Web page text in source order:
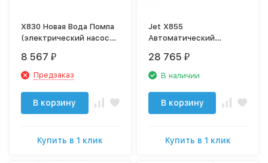
X830 Новая Вода Помпа
(электрический насос)
осмоса Х830
8 567 ₽
Предзаказ
В корзину
Купить в 1 клик
Jet X855
Автоматический
прямоточных систем
обратного осмоса Х855
28 765 ₽
В наличии
В корзину
Купить в 1 клик